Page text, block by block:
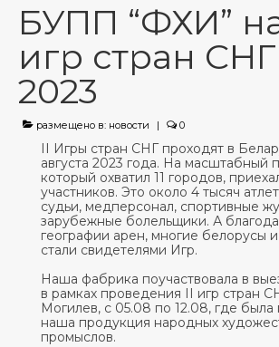
Каталог продукции
Одежда
Керамические изделия
Сувенирная продукция
Доставка и оплата
Тарифы на пересылку почтовых
Маршруты – зональное деление
Адреса отделений ЗАО
График доставки по Беларуси
Милитцер & Мюнх”
О нас
БУПП “ФХИ”
игр стран СНГ
2023
размещено в: новости | 0
II Игры стран СНГ проходят в
августа 2023 года. На масштабный
который охватил 11 городов,
участников. Это около 4 тысяч
судьи, медперсонал, спортивные
зарубежные болельщики. А
географии арен, многие белорусы
стали свидетелями Игр.
Наша фабрика поучаствовала в
в рамках проведения II игр стран
Могилев, с 05.08 по 12.08, где была
наша продукция народных
промыслов.